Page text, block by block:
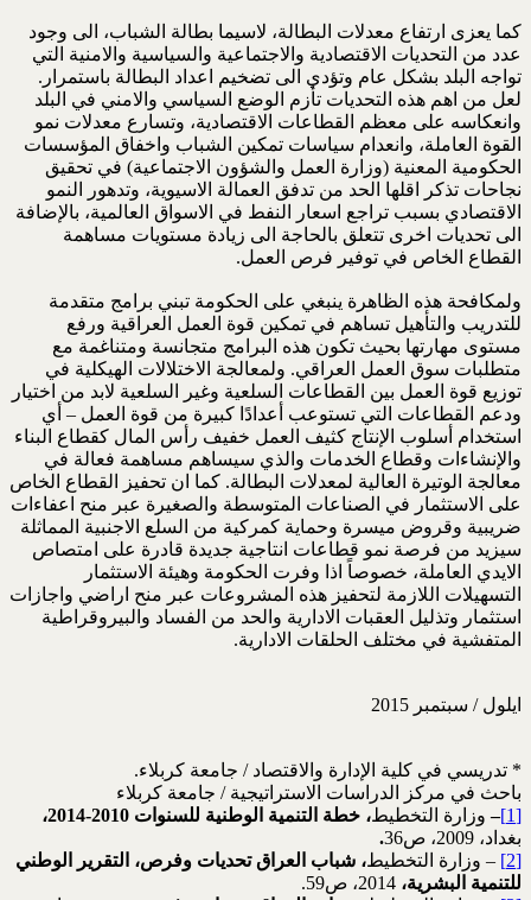
كما يعزى ارتفاع معدلات البطالة، لاسيما بطالة الشباب، الى وجود
عدد من التحديات الاقتصادية والاجتماعية والسياسية والامنية التي
تواجه البلد بشكل عام وتؤدي الى تضخيم اعداد البطالة باستمرار.
لعل من اهم هذه التحديات تأزم الوضع السياسي والامني في البلد
وانعكاسه على معظم القطاعات الاقتصادية، وتسارع معدلات نمو
القوة العاملة، وانعدام سياسات تمكين الشباب واخفاق المؤسسات
الحكومية المعنية (وزارة العمل والشؤون الاجتماعية) في تحقيق
نجاحات تذكر اقلها الحد من تدفق العمالة الاسيوية، وتدهور النمو
الاقتصادي بسبب تراجع اسعار النفط في الاسواق العالمية، بالإضافة
الى تحديات اخرى تتعلق بالحاجة الى زيادة مستويات مساهمة
القطاع الخاص في توفير فرص العمل.
ولمكافحة هذه الظاهرة ينبغي على الحكومة تبني برامج متقدمة
للتدريب والتأهيل تساهم في تمكين قوة العمل العراقية ورفع
مستوى مهارتها بحيث تكون هذه البرامج متجانسة ومتناغمة مع
متطلبات سوق العمل العراقي. ولمعالجة الاختلالات الهيكلية في
توزيع قوة العمل بين القطاعات السلعية وغير السلعية لابد من اختيار
ودعم القطاعات التي تستوعب أعدادًا كبيرة من قوة العمل – أي
استخدام أسلوب الإنتاج كثيف العمل خفيف رأس المال كقطاع البناء
والإنشاءات وقطاع الخدمات والذي سيساهم مساهمة فعالة في
معالجة الوتيرة العالية لمعدلات البطالة. كما ان تحفيز القطاع الخاص
على الاستثمار في الصناعات المتوسطة والصغيرة عبر منح اعفاءات
ضريبية وقروض ميسرة وحماية كمركية من السلع الاجنبية المماثلة
سيزيد من فرصة نمو قطاعات انتاجية جديدة قادرة على امتصاص
الايدي العاملة، خصوصاً اذا وفرت الحكومة وهيئة الاستثمار
التسهيلات اللازمة لتحفيز هذه المشروعات عبر منح اراضي واجازات
استثمار وتذليل العقبات الادارية والحد من الفساد والبيروقراطية
المتفشية في مختلف الحلقات الادارية.
ايلول / سبتمبر 2015
* تدريسي في كلية الإدارة والاقتصاد / جامعة كربلاء.
باحث في مركز الدراسات الاستراتيجية / جامعة كربلاء
[1]
– وزارة التخطيط، خطة التنمية الوطنية للسنوات 2010-2014،
بغداد، 2009، ص36
.
[2]
– وزارة التخطيط، شباب العراق تحديات وفرص، التقرير
الوطني
للتنمية البشرية، 2014، ص59.